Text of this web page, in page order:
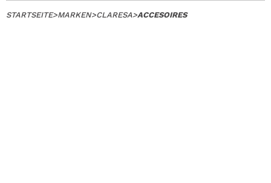
STARTSEITE>MARKEN>CLARESA>ACCESOIRES